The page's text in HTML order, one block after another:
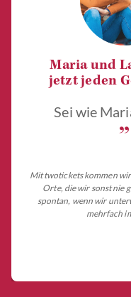
Maria und
jetzt jeden
Sei wie
„
Mit twotickets kommen
Orte, die wir sonst nie
spontan, wenn wir
mehrfach